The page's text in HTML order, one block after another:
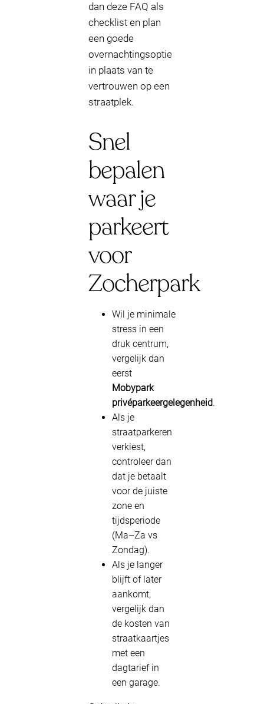
dan deze FAQ als
checklist en plan
een goede
overnachtingsoptie
in plaats van te
vertrouwen op een
straatplek.
Snel
bepalen
waar je
parkeert
voor
Zocherpark
Wil je minimale
stress in een
druk centrum,
vergelijk dan
eerst
Mobypark
privéparkeergelegenheid.
Als je
straatparkeren
verkiest,
controleer dan
dat je betaalt
voor de juiste
zone en
tijdsperiode
(Ma–Za vs
Zondag).
Als je langer
blijft of later
aankomt,
vergelijk dan
de kosten van
straatkaartjes
met een
dagtarief in
een garage.